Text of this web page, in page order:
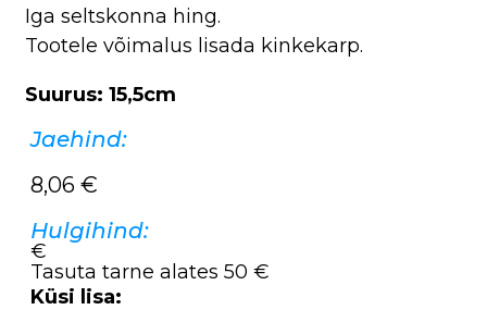
Iga seltskonna hing.
Tootele võimalus lisada kinkekarp.
Suurus: 15,5cm
Jaehind:
8,06 €
Hulgihind:
€
Tasuta tarne alates 50 €
Küsi lisa: